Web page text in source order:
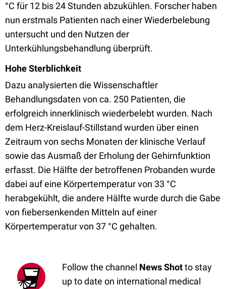
°C für 12 bis 24 Stunden abzukühlen. Forscher haben
nun erstmals Patienten nach einer Wiederbelebung
untersucht und den Nutzen der
Unterkühlungsbehandlung überprüft.
Hohe Sterblichkeit
Dazu analysierten die Wissenschaftler
Behandlungsdaten von ca. 250 Patienten, die
erfolgreich innerklinisch wiederbelebt wurden. Nach
dem Herz-Kreislauf-Stillstand wurden über einen
Zeitraum von sechs Monaten der klinische Verlauf
sowie das Ausmaß der Erholung der Gehirnfunktion
erfasst. Die Hälfte der betroffenen Probanden wurde
dabei auf eine Körpertemperatur von 33 °C
herabgekühlt, die andere Hälfte wurde durch die Gabe
von fiebersenkenden Mitteln auf einer
Körpertemperatur von 37 °C gehalten.
Follow the channel News Shotto stay
up to date on international medical